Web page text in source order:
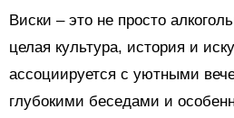
Виски – это не просто
целая культура, история и
ассоциируется с уютными
глубокими беседами и